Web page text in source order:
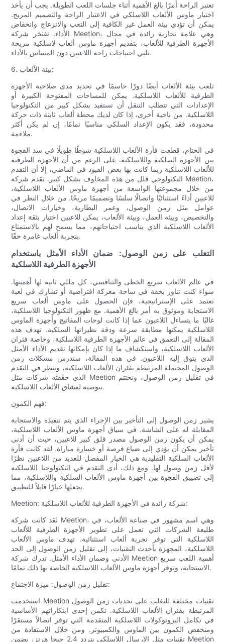
تعتبر الراحة أمرًا بالغ الأهمية أثناء جلسات اللعب الطويلة. يجب أن يأخذ
اختيار ماوس الألعاب اللاسلكي في الاعتبار الراحة والتصميم المريح.
يمكن أن تؤدي بيئة العمل غير الكافية إلى التعب والانزعاج وانخفاض
الأداء. تفتخر شركة Meetion، وهي علامة تجارية رائدة في مجال
الأجهزة الطرفية للألعاب، بتقديم أجهزة ماوس ألعاب لاسلكية مريحة
تلبي احتياجات راحة اللاعبين دون المساس بالأداء.
6. بيئة الألعاب:
تلعب بيئة الألعاب أيضًا دورًا حاسمًا في تحديد مدى صلاحية الأجهزة
الطرفية للألعاب اللاسلكية. يمكن للمساحات المفتوحة الكبيرة أو
الإعدادات التي تتطلب التنقل أن تستفيد بشكل كبير من التكنولوجيا
اللاسلكية. من ناحية أخرى، إذا كان لديك محطة ألعاب ثابتة ذات حركة
محدودة، فقد يكون الإعداد السلكي مناسبًا تمامًا، إن لم يكن أكثر
ملاءمة.
في الختام، قطعت فأرة الألعاب اللاسلكية شوطًا طويلًا في سد الفجوة
بين الأجهزة السلكية واللاسلكية. على الرغم من أن الأجهزة الطرفية
للألعاب اللاسلكية ربما كانت بها بعض القيود في الماضي، إلا أن التقدم
التكنولوجي قلل من هذه المخاوف بشكل كبير. تقدم شركة Meetion،
من خلال مجموعتها الواسعة من أجهزة ماوس الألعاب اللاسلكية،
للاعبين أداءً استثنائيًا واتصالًا سلسًا وتصميمًا مريحًا. من خلال النظر في
عوامل مثل زمن الوصول، وعمر البطارية، وخيارات الاتصال،
والتخصيص، وبيئة العمل، وبيئة الألعاب، يمكن للاعبين اختيار بثقة إعداد
الألعاب اللاسلكية الذي يناسب احتياجاتهم، مما يسمح لهم بالاستمتاع
بتجربة ألعاب غامرة حقًا.
التغلب على زمن الوصول: ضمان الأداء الأمثل باستخدام
الأجهزة الطرفية اللاسلكية
في عالم الألعاب سريع الخطى والتنافسي، كل مللي ثانية لها أهميتها.
سواء كنت تناور بخفة في ساحة معركة افتراضية أو تشارك في لعبة
تعتمد على الإستراتيجية، فإن الحصول على ماوس ألعاب سريع
الاستجابة وموثوق به أمر بالغ الأهمية. مع ظهور التكنولوجيا اللاسلكية،
غالبًا ما يتساءل اللاعبون عما إذا كانت لوحات المفاتيح وأجهزة الماوس
اللاسلكية يمكنها مطابقة سرعة ودقة نظيراتها السلكية. تهدف هذه
المقالة إلى التعمق في عالم الأجهزة الطرفية اللاسلكية، وخاصة فئران
الألعاب اللاسلكية، واستكشاف ما إذا كان بإمكانها تقديم الأداء الأمثل
الذي يتوق إليه اللاعبون. في هذه المقالة، سندرس مشكلات زمن
الوصول المحتملة المرتبطة بفئران الألعاب اللاسلكية، وننظر في التقدم
الذي حققته شركات مثل Meetion في تقليل زمن الوصول، ونختتم
بتوصية لعشاق الألعاب اللاسلكية.
فهم الكمون:
يشير زمن الوصول إلى التأخير بين الإجراء الذي يتم تنفيذه والاستجابة
المقابلة له على الشاشة. في سياق أجهزة ماوس الألعاب اللاسلكية،
يمكن أن يكون زمن الوصول مصدر قلق كبير للاعبين، حيث أن أدنى
تأخير يمكن أن يؤدي إلى ضياع فرصة أو خسارة مباراة. لقد كانت فأرة
الألعاب السلكية التقليدية هي الخيار المفضل للعديد من اللاعبين نظرًا
لأقل زمن وصول لها. ومع ذلك، أدى التقدم في التكنولوجيا اللاسلكية
إلى تضييق الفجوة بين أجهزة ماوس الألعاب السلكية واللاسلكية، مما
يجعلها خيارًا قابلاً للتطبيق.
Meetion: شركة رائدة في الأجهزة الطرفية للألعاب اللاسلكية:
لقد كانت شركة Meetion، وهي اسم مشهور في صناعة الألعاب، في
طليعة الشركات التي تعمل على تطوير الأجهزة الطرفية للألعاب
اللاسلكية التي توفر تجربة ألعاب استثنائية. تهدف ماوس الألعاب
اللاسلكية، المجهزة بأحدث التقنيات، إلى تقليل زمن الوصول إلى الحد
الأدنى وضمان الأداء الأمثل. تدرك شركة Meetion أهمية اللعب سريع
الاستجابة، وتوفر أجهزة ماوس الألعاب اللاسلكية الخاصة بها ذلك تمامًا.
تقليل زمن الوصول: ميزة الاجتماع:
استخدمت Meetion تقنيات مختلفة للتغلب على تحديات زمن الوصول
المرتبطة بفئران الألعاب اللاسلكية. تكمن إحدى ابتكاراتهم الأساسية
في تكامل البروتوكولات اللاسلكية المتقدمة التي توفر اتصالاً مستقرًا
ومنخفض الكمون بين الماوس والكمبيوتر. ومن خلال الاستفادة من
تقنيات مثل الإرسال اللاسلكي بتردد 2.4 جيجا هرتز، يضمن Meetion